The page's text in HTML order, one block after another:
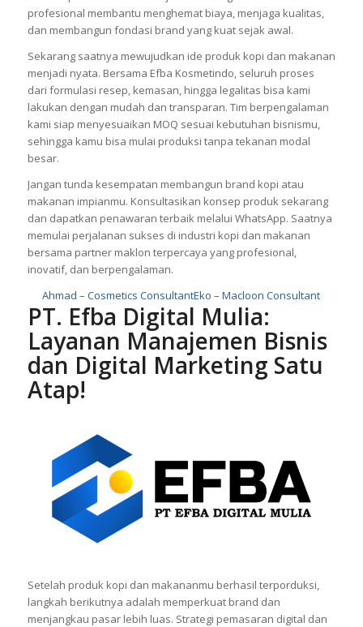
profesional membantu menghemat biaya, menjaga kualitas,
dan membangun fondasi brand yang kuat sejak awal.
Sekarang saatnya mewujudkan ide produk kopi dan makanan
menjadi nyata. Bersama Efba Kosmetindo, seluruh proses
dari formulasi resep, kemasan, hingga legalitas bisa kami
lakukan dengan mudah dan transparan. Tim berpengalaman
kami siap menyesuaikan MOQ sesuai kebutuhan bisnismu,
sehingga kamu bisa mulai produksi tanpa tekanan modal
besar.
Jangan tunda kesempatan membangun brand kopi atau
makanan impianmu. Konsultasikan konsep produk sekarang
dan dapatkan penawaran terbaik melalui WhatsApp. Saatnya
memulai perjalanan sukses di industri kopi dan makanan
bersama partner maklon terpercaya yang profesional,
inovatif, dan berpengalaman.
Ahmad – Cosmetics ConsultantEko – Macloon Consultant
PT. Efba Digital Mulia:
Layanan Manajemen Bisnis
dan Digital Marketing Satu
Atap!
Setelah produk kopi dan makananmu berhasil terporduksi,
langkah berikutnya adalah memperkuat brand dan
menjangkau pasar lebih luas. Strategi pemasaran digital dan